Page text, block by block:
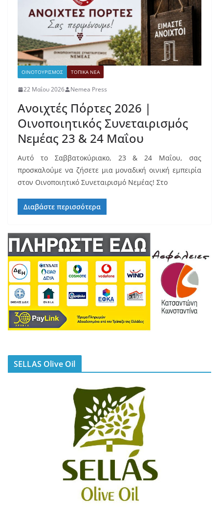
ΟΙΝΟΤΟΥΡΙΣΜΟΣ ΤΟΠΙΚΑ ΝΕΑ
22 Μαΐου 2026 Nemea Press
Ανοιχτές Πόρτες 2026 |
Οινοποιητικός Συνεταιρισμός
Νεμέας 23 & 24 Μαΐου
Αυτό το Σαββατοκύριακο, 23 & 24 Μαΐου, σας
προσκαλούμε να ζήσετε μια μοναδική οινική εμπειρία
στον Οινοποιητικό Συνεταιρισμό Νεμέας! Στο
Διαβάστε περισσότερα
SELLAS Olive Oil